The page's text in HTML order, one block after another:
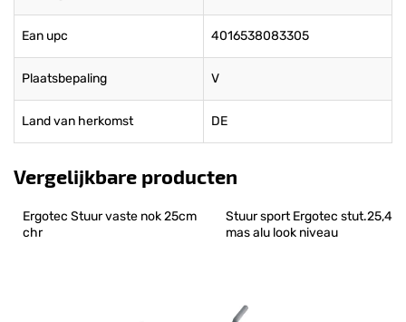
Ean upc 4016538083305
Plaatsbepaling V
Land van herkomst DE
Vergelijkbare producten
Ergotec Stuur vaste nok 25cm
chr
Stuur sport Ergotec stut.25,4
mas alu look niveau